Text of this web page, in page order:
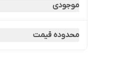
موجودی
محدوده قیمت